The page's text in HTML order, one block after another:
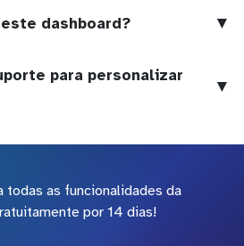
dashboard? ▼
para personalizar
▼
todas as funcionalidades da
por 14 dias!